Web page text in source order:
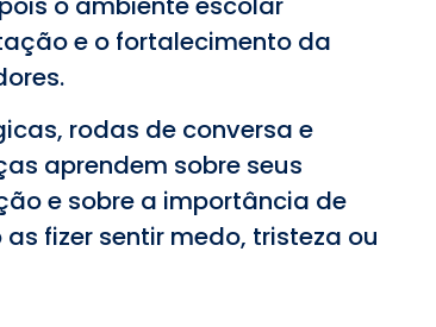
e o fortalecimento da
rodas de conversa e
aprendem sobre seus
e sobre a importância de
fizer sentir medo, tristeza ou